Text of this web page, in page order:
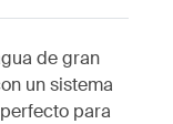
de gran
un sistema
para